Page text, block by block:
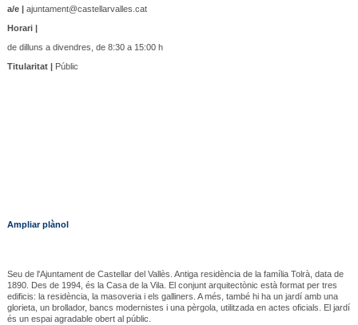
a/e |ajuntament@castellarvalles.cat
Horari |
de dilluns a divendres, de 8:30 a 15:00 h
Titularitat |Públic
Ampliar plànol
Seu de l'Ajuntament de Castellar del Vallès. Antiga residència de la família Tolrà, data de
1890. Des de 1994, és la Casa de la Vila. El conjunt arquitectònic està format per tres
edificis: la residència, la masoveria i els galliners. A més, també hi ha un jardí amb una
glorieta, un brollador, bancs modernistes i una pèrgola, utilitzada en actes oficials. El jardí
és un espai agradable obert al públic.